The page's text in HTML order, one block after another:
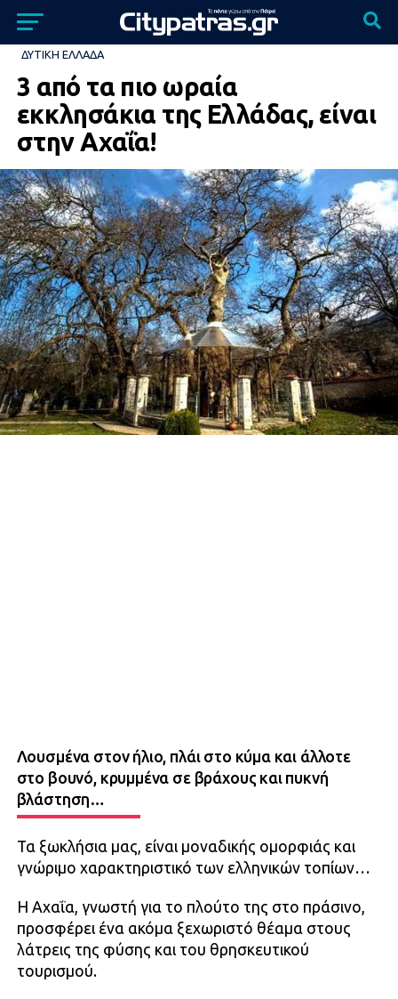
ΔΥΤΙΚΉ ΕΛΛΆΔΑ
3 από τα πιο ωραία
εκκλησάκια της Ελλάδας, είναι
στην Αχαΐα!
Λουσμένα στον ήλιο, πλάι στο κύμα και άλλοτε
στο βουνό, κρυμμένα σε βράχους και πυκνή
βλάστηση…
Τα ξωκλήσια μας, είναι μοναδικής ομορφιάς και
γνώριμο χαρακτηριστικό των ελληνικών τοπίων…
Η Αχαΐα, γνωστή για το πλούτο της στο πράσινο,
προσφέρει ένα ακόμα ξεχωριστό θέαμα στους
λάτρεις της φύσης και του θρησκευτικού
τουρισμού.